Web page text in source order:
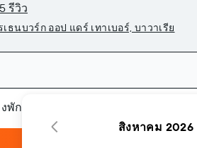
รีวิว
เธนบวร์ก ออป แดร์ เทาเบอร์, บาวาเรีย
ก 1 ห้อง
สิงหาคม 2026